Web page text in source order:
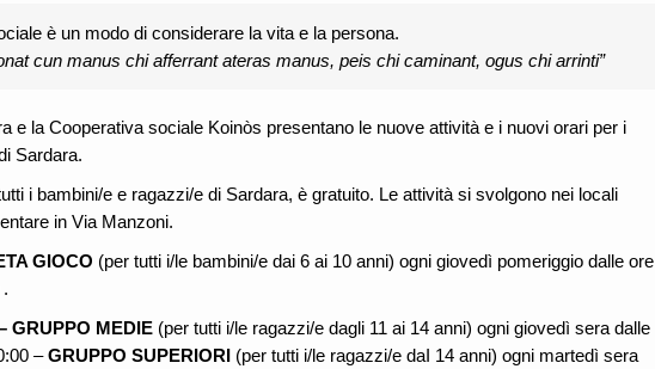
è un modo di considerare la vita e la persona.
cun manus chi afferrant ateras manus, peis chi caminant, ogus chi arrinti”
e la Cooperativa sociale Koinòs presentano le nuove attività e i nuovi orari per i
Sardara.
i bambini/e e ragazzi/e di Sardara, è gratuito. Le attività si svolgono nei locali
in Via Manzoni.
GIOCO (per tutti i/le bambini/e dai 6 ai 10 anni) ogni giovedì pomeriggio dalle ore
GRUPPO MEDIE (per tutti i/le ragazzi/e dagli 11 ai 14 anni) ogni giovedì sera dalle
–GRUPPO SUPERIORI (per tutti i/le ragazzi/e daI 14 anni) ogni martedì sera